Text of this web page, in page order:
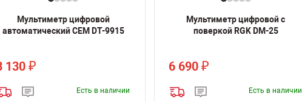
Мультиметр цифровой
автоматический CEM DT-9915
130 ₽
Есть в наличии
Мультиметр цифровой с
поверкой RGK DM-25
6 690 ₽
Есть в наличии